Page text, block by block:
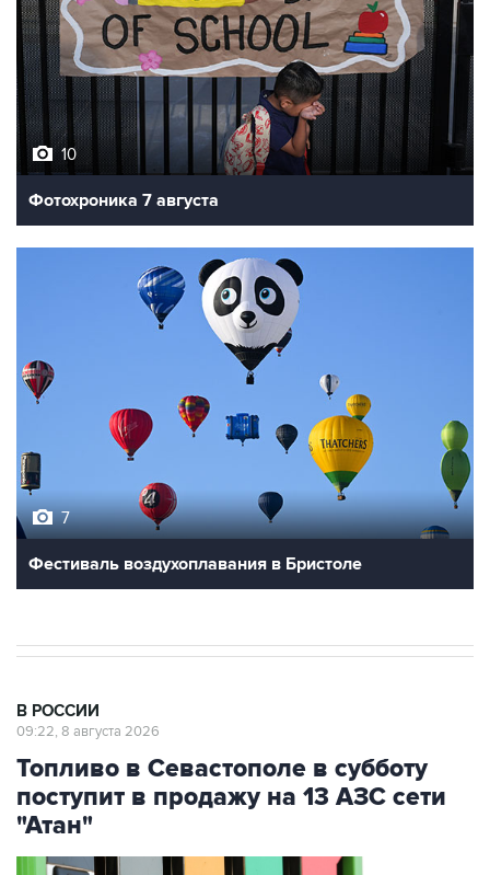
10
Фотохроника 7 августа
7
Фестиваль воздухоплавания в Бристоле
В РОССИИ
09:22, 8 августа 2026
Топливо в Севастополе в субботу
поступит в продажу на 13 АЗС сети
"Атан"